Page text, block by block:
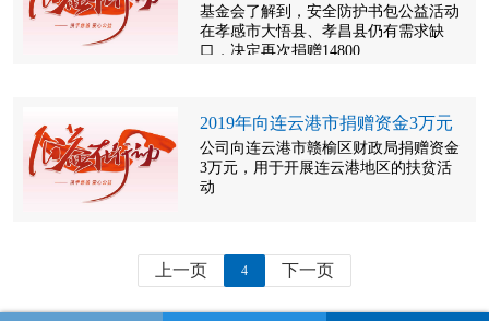
基金会了解到，安全防护书包公益活动
在孝感市大悟县、孝昌县仍有需求缺
口，决定再次捐赠14800...
2019年向连云港市捐赠资金3万元
公司向连云港市赣榆区财政局捐赠资金
3万元，用于开展连云港地区的扶贫活
动
上一页 4 下一页